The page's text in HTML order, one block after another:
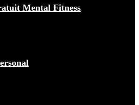
Mental Fitness